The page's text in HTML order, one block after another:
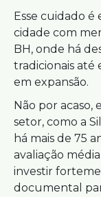
Esse cuidado
cidade com
BH, onde há
tradicionais
em expansão.
Não por acaso,
setor, como a
há mais de 75
avaliação
investir
documental